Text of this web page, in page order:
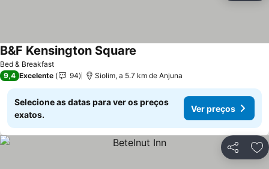
Bed & Breakfast
B&F Kensington Square
9,4 Excelente 94 Siolim, a 5.7 km de Anjuna
Selecione as datas para ver os preços
exatos.
Ver preços
Partilhar